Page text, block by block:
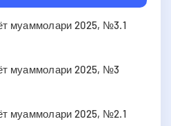
муаммолари 2025, №3.1
муаммолари 2025, №3
муаммолари 2025, №2.1